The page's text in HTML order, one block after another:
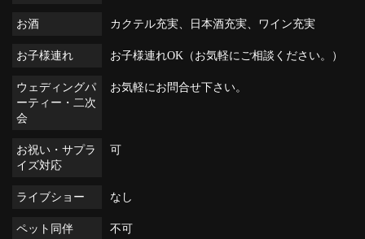
お酒 カクテル充実、日本酒充実、ワイン充実
お子様連れ お子様連れOK（お気軽にご相談ください。）
ウェディングパ
ーティー・二次
会
お気軽にお問合せ下さい。
お祝い・サプラ
イズ対応
可
ライブショー なし
ペット同伴 不可